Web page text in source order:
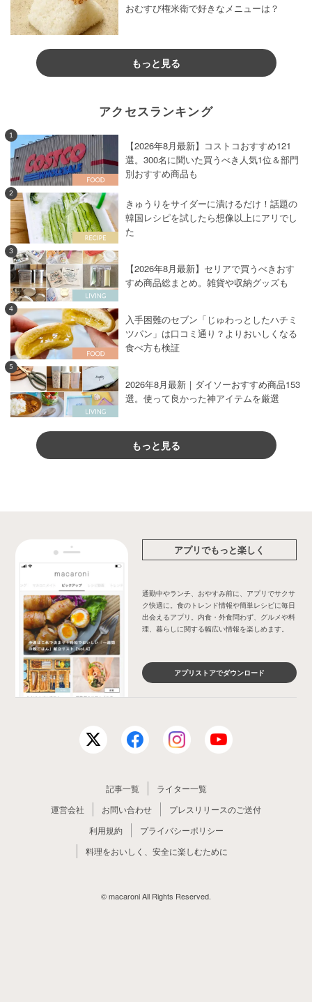
おむすび権米衛で好きなメニューは？
もっと見る
アクセスランキング
1
【2026年8月最新】コストコおすすめ121
選。300名に聞いた買うべき人気1位＆部門
別おすすめ商品も
2
きゅうりをサイダーに漬けるだけ！話題の
韓国レシピを試したら想像以上にアリでし
た
3
【2026年8月最新】セリアで買うべきおす
すめ商品総まとめ。雑貨や収納グッズも
4
入手困難のセブン「じゅわっとしたハチミ
ツパン」は口コミ通り？よりおいしくなる
食べ方も検証
5
2026年8月最新｜ダイソーおすすめ商品153
選。使って良かった神アイテムを厳選
もっと見る
アプリでもっと楽しく
通勤中やランチ、おやすみ前に、アプリでサクサ
ク快適に。食のトレンド情報や簡単レシピに毎日
出会えるアプリ。内食・外食問わず、グルメや料
理、暮らしに関する幅広い情報を楽しめます。
アプリストアでダウンロード
記事一覧
ライター一覧
運営会社
お問い合わせ
プレスリリースのご送付
利用規約
プライバシーポリシー
料理をおいしく、安全に楽しむために
© macaroni All Rights Reserved.